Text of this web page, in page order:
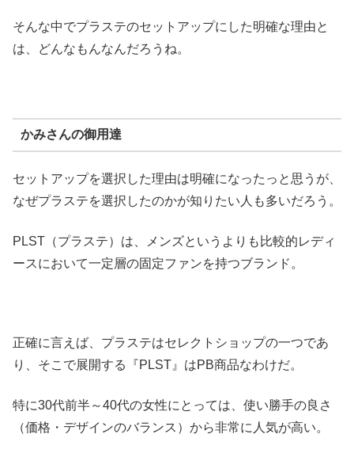
そんな中でプラステのセットアップにした明確な理由と
は、どんなもんなんだろうね。
かみさんの御用達
セットアップを選択した理由は明確になったっと思うが、
なぜプラステを選択したのかが知りたい人も多いだろう。
PLST（プラステ）は、メンズというよりも比較的レディ
ースにおいて一定層の固定ファンを持つブランド。
正確に言えば、プラステはセレクトショップの一つであ
り、そこで展開する『PLST』はPB商品なわけだ。
特に30代前半～40代の女性にとっては、使い勝手の良さ
（価格・デザインのバランス）から非常に人気が高い。